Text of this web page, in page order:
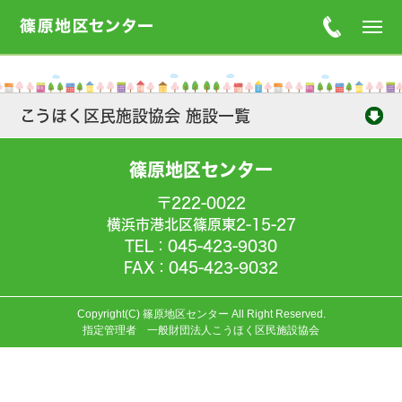
こうほく区民施設協会 施設一覧
篠原地区センター
〒222-0022
横浜市港北区篠原東2-15-27
TEL：045-423-9030
FAX：045-423-9032
Copyright(C) 篠原地区センター All Right Reserved.
指定管理者 一般財団法人こうほく区民施設協会